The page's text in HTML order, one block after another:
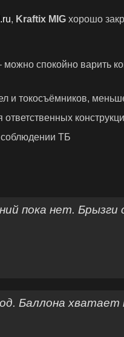
, Kraftix MIG хорошо
можно спокойно варить
и токосъёмников,
соблюдении ТБ
пока нет.
Баллона хватает